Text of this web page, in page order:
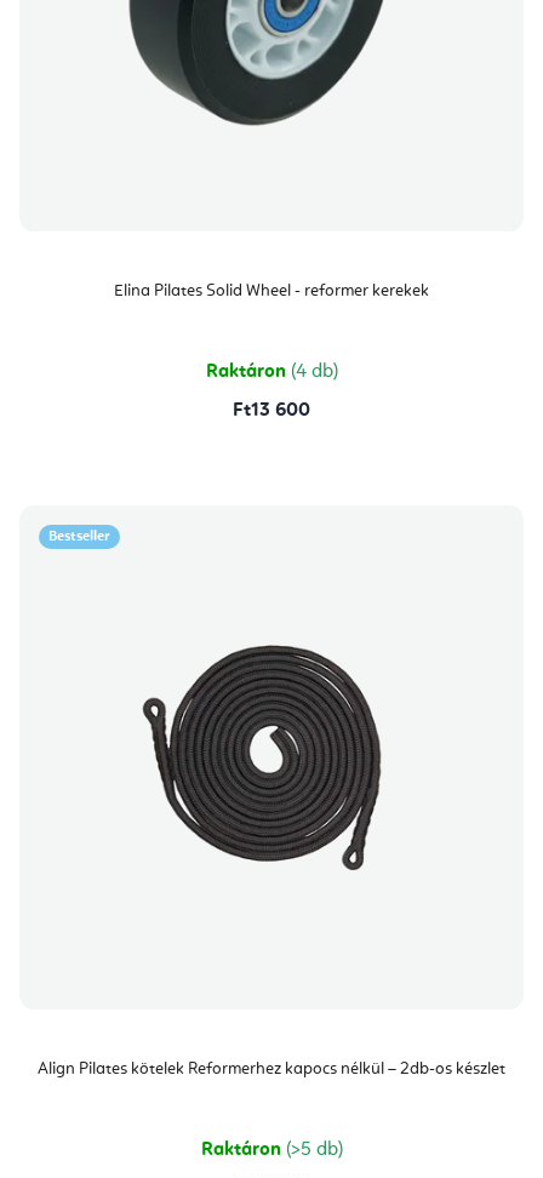
Elina Pilates Solid Wheel - reformer kerekek
Raktáron (4 db)
Ft13 600
Bestseller
Align Pilates kötelek Reformerhez kapocs nélkül – 2db-os készlet
Raktáron (>5 db)